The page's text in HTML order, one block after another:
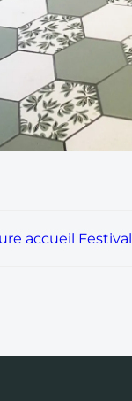
accueil